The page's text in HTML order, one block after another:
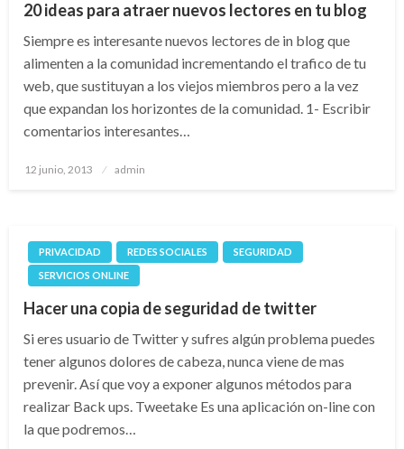
20 ideas para atraer nuevos lectores en tu blog
Siempre es interesante nuevos lectores de in blog que
alimenten a la comunidad incrementando el trafico de tu
web, que sustituyan a los viejos miembros pero a la vez
que expandan los horizontes de la comunidad. 1- Escribir
comentarios interesantes…
Publicado
12 junio, 2013 admin
PRIVACIDAD REDES SOCIALES
SEGURIDAD
SERVICIOS ONLINE
Hacer una copia de seguridad de twitter
Si eres usuario de Twitter y sufres algún problema puedes
tener algunos dolores de cabeza, nunca viene de mas
prevenir. Así que voy a exponer algunos métodos para
realizar Back ups. Tweetake Es una aplicación on-line con
la que podremos…